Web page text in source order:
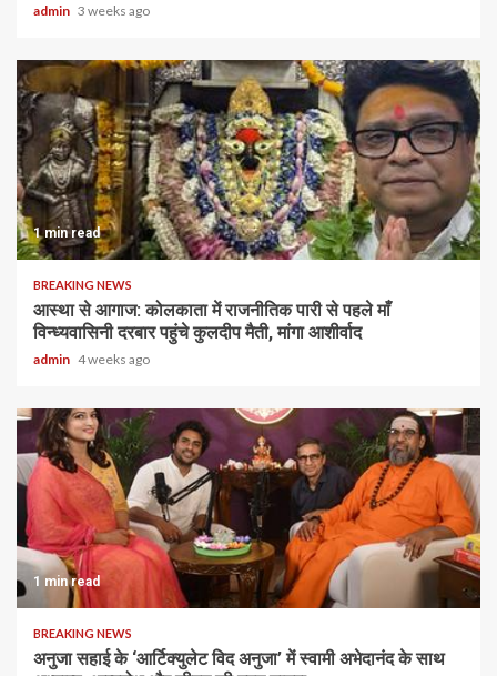
admin 3 weeks ago
1 min read
BREAKING NEWS
आस्था से आगाज: कोलकाता में राजनीतिक पारी से पहले माँ
विन्ध्यवासिनी दरबार पहुंचे कुलदीप मैती, मांगा आशीर्वाद
admin 4 weeks ago
1 min read
BREAKING NEWS
अनुजा सहाई के ‘आर्टिक्युलेट विद अनुजा’ में स्वामी अभेदानंद के साथ